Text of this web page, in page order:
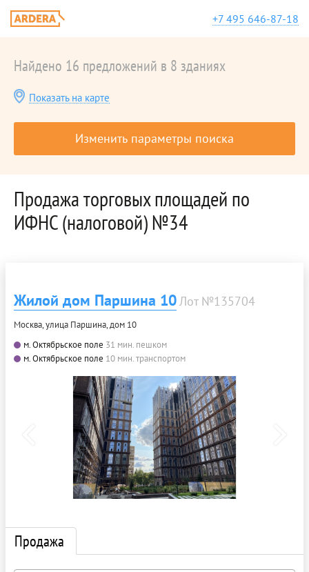
+7 495 646-87-18
Найдено 16 предложений в 8 зданиях
Показать на карте
Изменить параметры поиска
Продажа торговых площадей по
ИФНС (налоговой) №34
Жилой дом Паршина 10Лот №135704
Москва, улица Паршина, дом 10
м. Октябрьское поле 31 мин. пешком
м. Октябрьское поле 10 мин. транспортом
Продажа